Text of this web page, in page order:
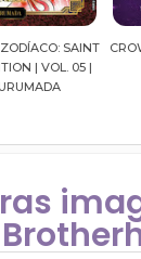
AND SHADOW |
A